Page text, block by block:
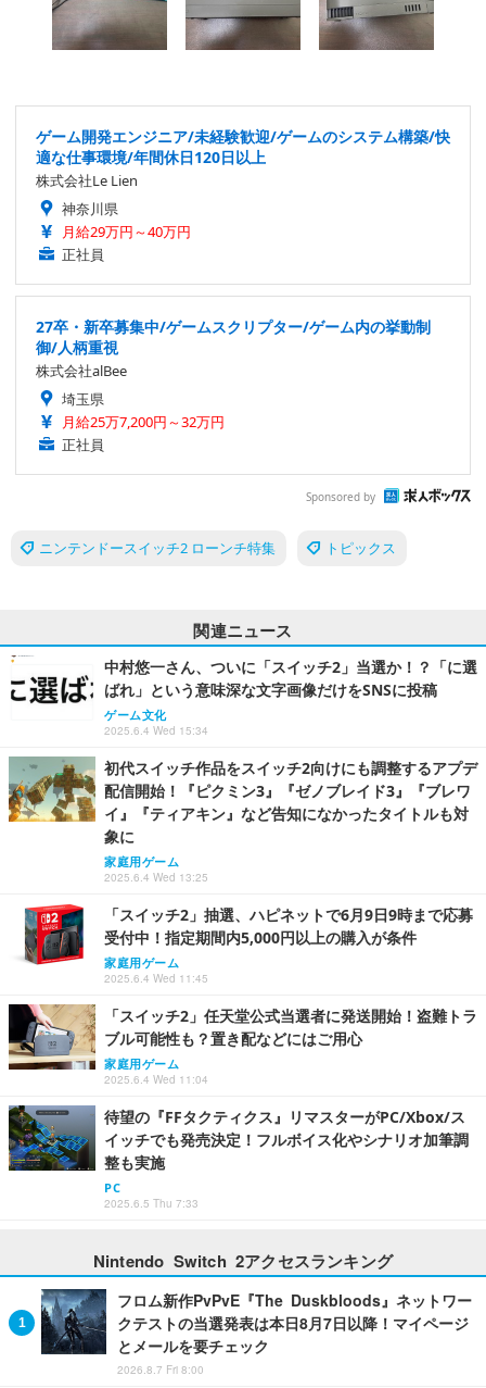
ゲーム開発エンジニア/未経験歓迎/ゲームのシステム構築/快
適な仕事環境/年間休日120日以上
株式会社Le Lien
神奈川県
月給29万円～40万円
正社員
27卒・新卒募集中/ゲームスクリプター/ゲーム内の挙動制
御/人柄重視
株式会社alBee
埼玉県
月給25万7,200円～32万円
正社員
Sponsored by
ニンテンドースイッチ2 ローンチ特集 トピックス
関連ニュース
中村悠一さん、ついに「スイッチ2」当選か！？「に選
ばれ」という意味深な文字画像だけをSNSに投稿
ゲーム文化
2025.6.4 Wed 15:34
初代スイッチ作品をスイッチ2向けにも調整するアプデ
配信開始！『ピクミン3』『ゼノブレイド3』『ブレワ
イ』『ティアキン』など告知になかったタイトルも対
象に
家庭用ゲーム
2025.6.4 Wed 13:25
「スイッチ2」抽選、ハピネットで6月9日9時まで応募
受付中！指定期間内5,000円以上の購入が条件
家庭用ゲーム
2025.6.4 Wed 11:45
「スイッチ2」任天堂公式当選者に発送開始！盗難トラ
ブル可能性も？置き配などにはご用心
家庭用ゲーム
2025.6.4 Wed 11:04
待望の『FFタクティクス』リマスターがPC/Xbox/ス
イッチでも発売決定！フルボイス化やシナリオ加筆調
整も実施
PC
2025.6.5 Thu 7:33
Nintendo Switch 2アクセスランキング
フロム新作PvPvE『The Duskbloods』ネットワー
クテストの当選発表は本日8月7日以降！マイページ
とメールを要チェック
2026.8.7 Fri 8:00